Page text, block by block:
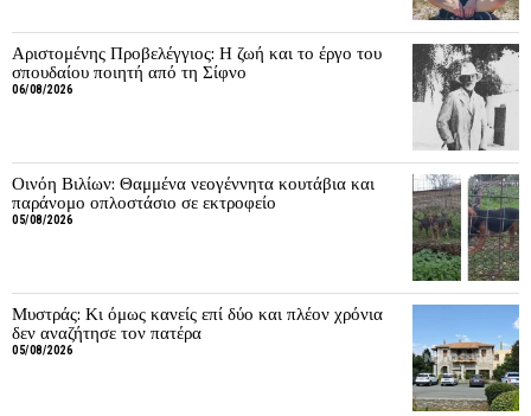
Αριστομένης Προβελέγγιος: Η ζωή και το έργο του
σπουδαίου ποιητή από τη Σίφνο
06/08/2026
Οινόη Βιλίων: Θαμμένα νεογέννητα κουτάβια και
παράνομο οπλοστάσιο σε εκτροφείο
05/08/2026
Μυστράς: Κι όμως κανείς επί δύο και πλέον χρόνια
δεν αναζήτησε τον πατέρα
05/08/2026